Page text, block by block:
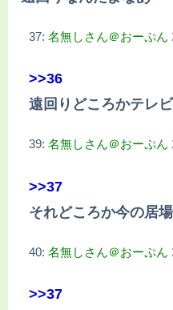
37: 名無しさん＠おーぷん
>>36
遠回りどころかテレ
39: 名無しさん＠おーぷん
>>37
それどころか今の居
40: 名無しさん＠おーぷん
>>37